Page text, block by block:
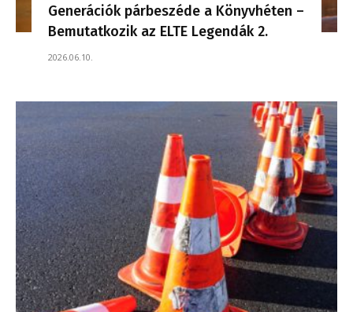
Generációk párbeszéde a Könyvhéten –
Bemutatkozik az ELTE Legendák 2.
2026.06.10.